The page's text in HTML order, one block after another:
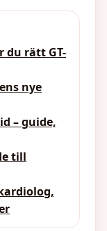
du rätt GT-
nye
– guide,
till